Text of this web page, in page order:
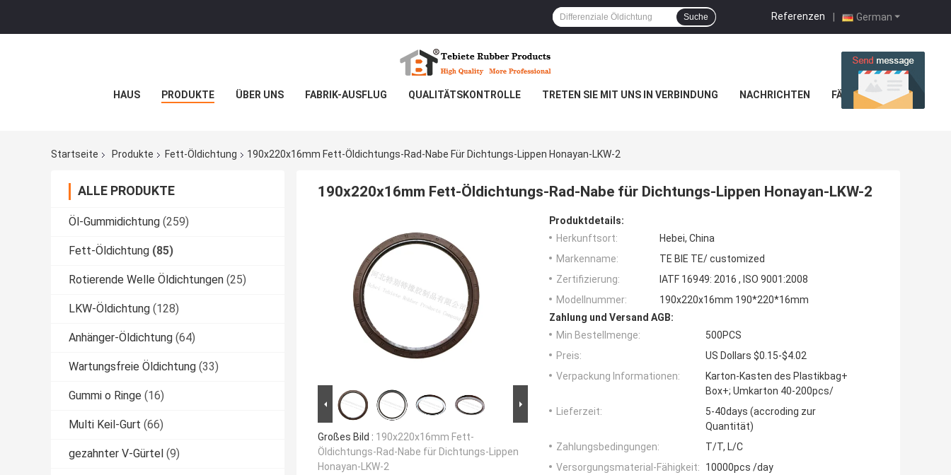
German
Referenzen |
Suche
HAUS PRODUKTE ÜBER UNS FABRIK-AUSFLUG QUALITÄTSKONTROLLE TRETEN SIE MIT UNS IN VERBINDUNG NACHRICHTEN FÄLLE
Startseite Produkte Fett-Öldichtung 190x220x16mm Fett-Öldichtungs-Rad-Nabe Für Dichtungs-Lippen Honayan-LKW-2
ALLE PRODUKTE
Öl-Gummidichtung (259)
Fett-Öldichtung (85)
Rotierende Welle Öldichtungen (25)
LKW-Öldichtung (128)
Anhänger-Öldichtung (64)
Wartungsfreie Öldichtung (33)
Gummi o Ringe (16)
Multi Keil-Gurt (66)
gezahnter V-Gürtel (9)
190x220x16mm Fett-Öldichtungs-Rad-Nabe für Dichtungs-Lippen Honayan-LKW-2
Großes Bild : 190x220x16mm Fett-
Öldichtungs-Rad-Nabe für Dichtungs-Lippen
Honayan-LKW-2
Produktdetails:
Herkunftsort:
Hebei, China
Markenname:
TE BIE TE/ customized
Zertifizierung:
IATF 16949: 2016 , ISO 9001:2008
Modellnummer:
190x220x16mm 190*220*16mm
Zahlung und Versand AGB:
Min Bestellmenge:
500PCS
Preis:
US Dollars $0.15-$4.02
Verpackung Informationen:
Karton-Kasten des Plastikbag+
Box+; Umkarton 40-200pcs/
Lieferzeit:
5-40days (accroding zur
Quantität)
Zahlungsbedingungen:
T/T, L/C
Versorgungsmaterial-Fähigkeit:
10000pcs /day